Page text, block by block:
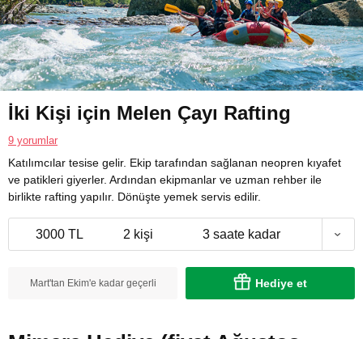
İki Kişi için Melen Çayı Rafting
9 yorumlar
Katılımcılar tesise gelir. Ekip tarafından sağlanan neopren kıyafet
ve patikleri giyerler. Ardından ekipmanlar ve uzman rehber ile
birlikte rafting yapılır. Dönüşte yemek servis edilir.
3000 TL 2 kişi 3 saate kadar
Mart'tan Ekim'e kadar geçerli Hediye et